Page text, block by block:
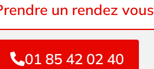
un rendez vous
01 85 42 02 40